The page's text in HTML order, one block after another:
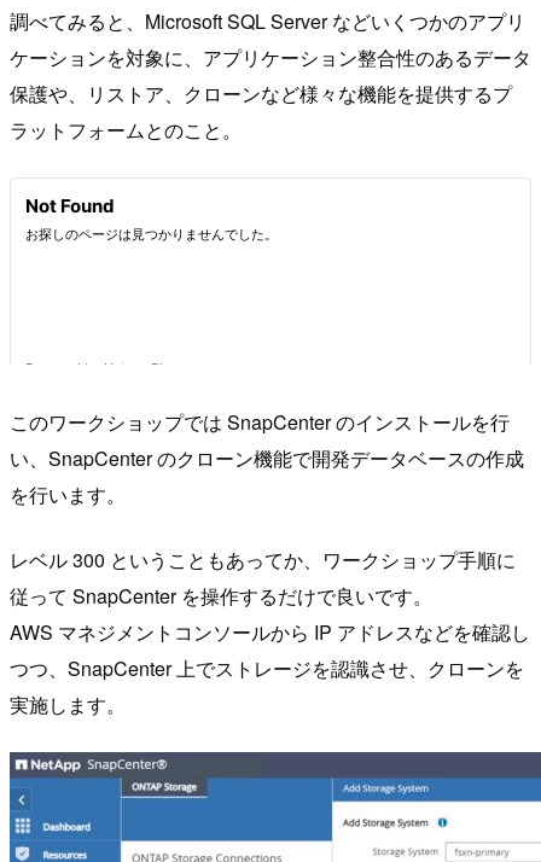
調べてみると、Microsoft SQL Server などいくつかのアプリ
ケーションを対象に、アプリケーション整合性のあるデータ
保護や、リストア、クローンなど様々な機能を提供するプ
ラットフォームとのこと。
このワークショップでは SnapCenter のインストールを行
い、SnapCenter のクローン機能で開発データベースの作成
を行います。
レベル 300 ということもあってか、ワークショップ手順に
従って SnapCenter を操作するだけで良いです。
AWS マネジメントコンソールから IP アドレスなどを確認し
つつ、SnapCenter 上でストレージを認識させ、クローンを
実施します。